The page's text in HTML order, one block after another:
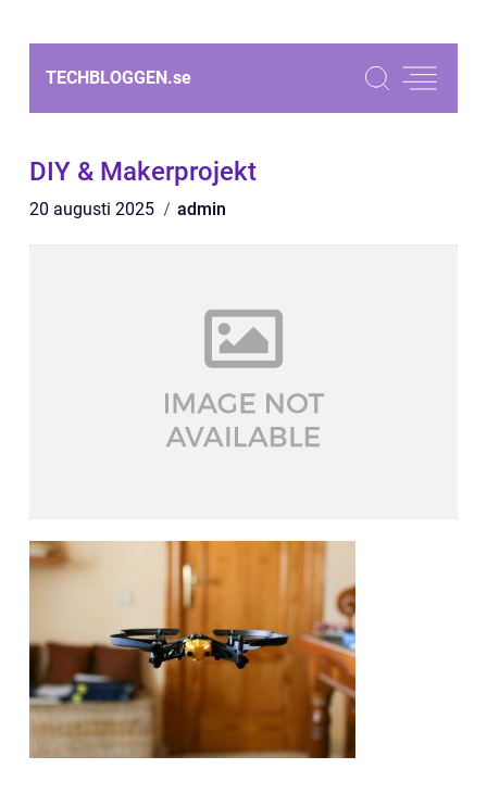
TECHBLOGGEN.se
DIY & Makerprojekt
20 augusti 2025 admin